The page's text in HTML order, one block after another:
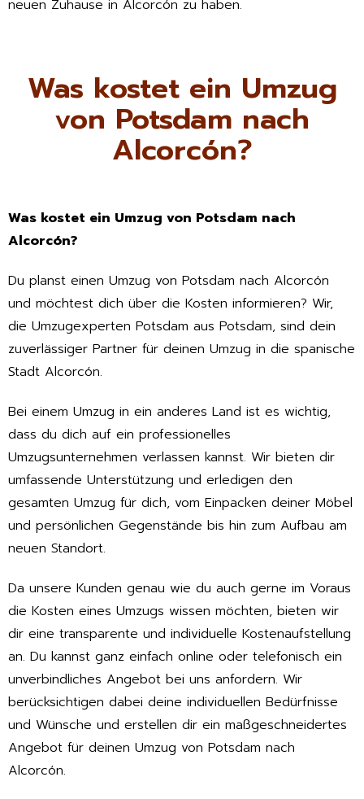
neuen Zuhause in Alcorcón zu haben.
Was kostet ein Umzug
von Potsdam nach
Alcorcón?
Was kostet ein Umzug von Potsdam nach
Alcorcón?
Du planst einen Umzug von Potsdam nach Alcorcón
und möchtest dich über die Kosten informieren? Wir,
die Umzugexperten Potsdam aus Potsdam, sind dein
zuverlässiger Partner für deinen Umzug in die spanische
Stadt Alcorcón.
Bei einem Umzug in ein anderes Land ist es wichtig,
dass du dich auf ein professionelles
Umzugsunternehmen verlassen kannst. Wir bieten dir
umfassende Unterstützung und erledigen den
gesamten Umzug für dich, vom Einpacken deiner Möbel
und persönlichen Gegenstände bis hin zum Aufbau am
neuen Standort.
Da unsere Kunden genau wie du auch gerne im Voraus
die Kosten eines Umzugs wissen möchten, bieten wir
dir eine transparente und individuelle Kostenaufstellung
an. Du kannst ganz einfach online oder telefonisch ein
unverbindliches Angebot bei uns anfordern. Wir
berücksichtigen dabei deine individuellen Bedürfnisse
und Wünsche und erstellen dir ein maßgeschneidertes
Angebot für deinen Umzug von Potsdam nach
Alcorcón.